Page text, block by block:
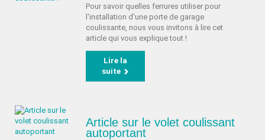
Pour savoir quelles ferrures utiliser pour
l'installation d'une porte de garage
coulissante, nous vous invitons à lire cet
article qui vous explique tout !
Lire la
suite
Article sur le volet coulissant
autoportant